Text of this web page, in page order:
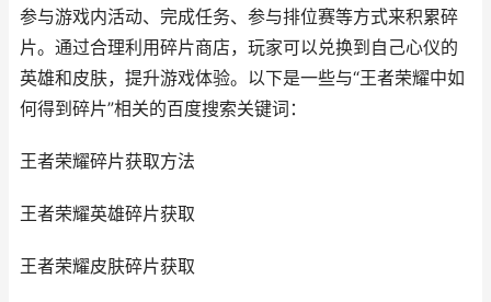
参与游戏内活动、完成任务、参与排位赛等方式来积累碎
片。通过合理利用碎片商店，玩家可以兑换到自己心仪的
英雄和皮肤，提升游戏体验。以下是一些与“王者荣耀中如
何得到碎片”相关的百度搜索关键词：
王者荣耀碎片获取方法
王者荣耀英雄碎片获取
王者荣耀皮肤碎片获取